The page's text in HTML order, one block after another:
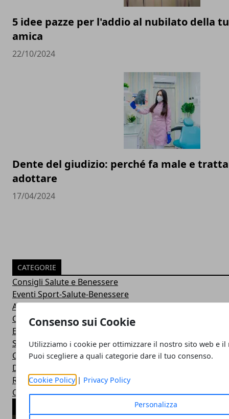
Consenso sui Cookie
Utilizziamo i cookie per ottimizzare il nostro sito web e il
Puoi scegliere a quali categorie dare il tuo consenso.
Cookie Policy| Privacy Policy
Personalizza
5 idee pazze per l'addio al nubilato della
amica
22/10/2024
Dente del giudizio: perché fa male e
adottare
17/04/2024
CATEGORIE
Consigli Salute e Benessere
Eventi Sport-Salute-Benessere
Alimentazione e Salute
Consigli e Prodotti Bellezza
Esercizi Ginnastica in Casa
Sintomi Malattie e Cura
Centri Benessere Spa e Terme
Dieta per Dimagrire
Ricette Dietetiche Light
Corsi Fitness in Palestra